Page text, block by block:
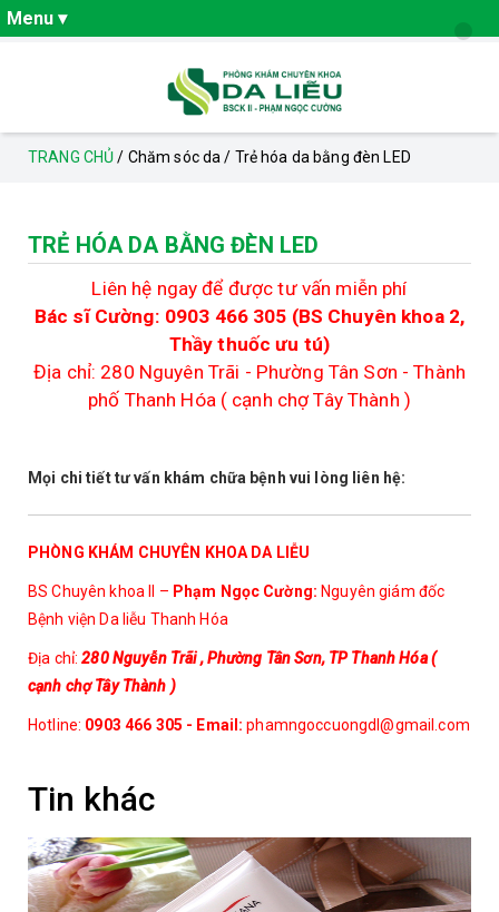
Menu ▾
PHÒNG KHÁM DA LIỄU THANH HÓA
Bệnh tàn nhang
Bệnh đồi mồi
Bệnh trứng cá
Viêm da cơ địa
Bệnh u mềm lây
Bệnh viêm da tiếp xúc
Bệnh viêm kẽ
Bệnh vẩy nến
Bệnh nấm móng
Bệnh tổ đĩa
TRANG CHỦ/ Chăm sóc da / Trẻ hóa da bằng đèn LED
TRẺ HÓA DA BẰNG ĐÈN LED
Liên hệ ngay để được tư vấn miễn phí
Bác sĩ Cường: 0903 466 305 (BS Chuyên khoa 2,
Thầy thuốc ưu tú)
Địa chỉ: 280 Nguyên Trãi - Phường Tân Sơn - Thành
phố Thanh Hóa ( cạnh chợ Tây Thành )
Mọi chi tiết tư vấn khám chữa bệnh vui lòng liên hệ:
PHÒNG KHÁM CHUYÊN KHOA DA LIỄU
BS Chuyên khoa II – Phạm Ngọc Cường: Nguyên giám đốc
Bệnh viện Da liễu Thanh Hóa
Địa chỉ:280 Nguyễn Trãi , Phường Tân Sơn, TP Thanh Hóa (
cạnh chợ Tây Thành )
Hotline: 0903 466 305 - Email:phamngoccuongdl@gmail.com
Tin khác